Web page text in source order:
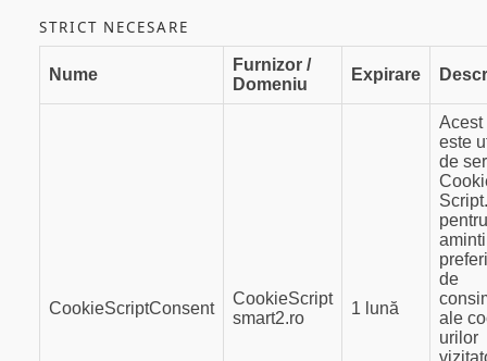
STRICT NECESARE
Nume
Furnizor /
Domeniu
Expirare
CookieScriptConsent
CookieScript
smart2.ro
1 lună
Acest
este
de
aminti
de
ale
urilor